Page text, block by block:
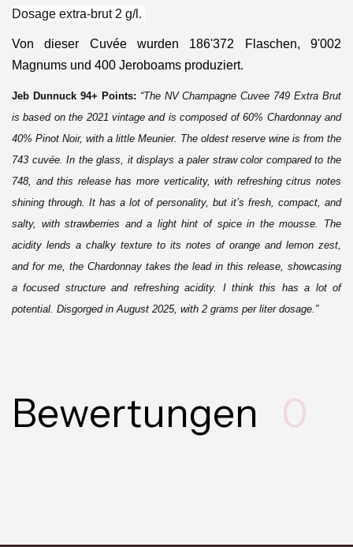
Dosage extra-brut 2 g/l.
Von dieser Cuvée wurden 186'372 Flaschen, 9'002
Magnums und 400 Jeroboams produziert.
Jeb Dunnuck 94+ Points: “The NV Champagne Cuvee 749 Extra Brut
is based on the 2021 vintage and is composed of 60% Chardonnay and
40% Pinot Noir, with a little Meunier. The oldest reserve wine is from the
743 cuvée. In the glass, it displays a paler straw color compared to the
748, and this release has more verticality, with refreshing citrus notes
shining through. It has a lot of personality, but it’s fresh, compact, and
salty, with strawberries and a light hint of spice in the mousse. The
acidity lends a chalky texture to its notes of orange and lemon zest,
and for me, the Chardonnay takes the lead in this release, showcasing
a focused structure and refreshing acidity. I think this has a lot of
potential. Disgorged in August 2025, with 2 grams per liter dosage.”
Bewertungen 0